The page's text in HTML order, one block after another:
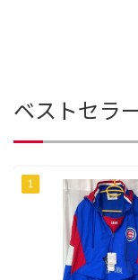
ベストセラ